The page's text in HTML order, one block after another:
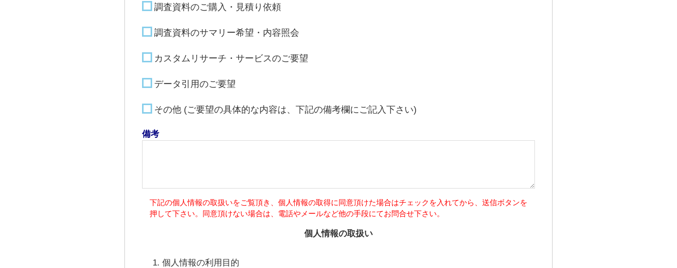
調査資料のご購入・見積り依頼
調査資料のサマリー希望・内容照会
カスタムリサーチ・サービスのご要望
データ引用のご要望
その他 (ご要望の具体的な内容は、下記の備考欄にご記入下さい)
備考
下記の個人情報の取扱いをご覧頂き、個人情報の取得に同意頂けた場合はチェックを入れてから、送信ボタンを
押して下さい。同意頂けない場合は、電話やメールなど他の手段にてお問合せ下さい。
個人情報の取扱い
個人情報の利用目的